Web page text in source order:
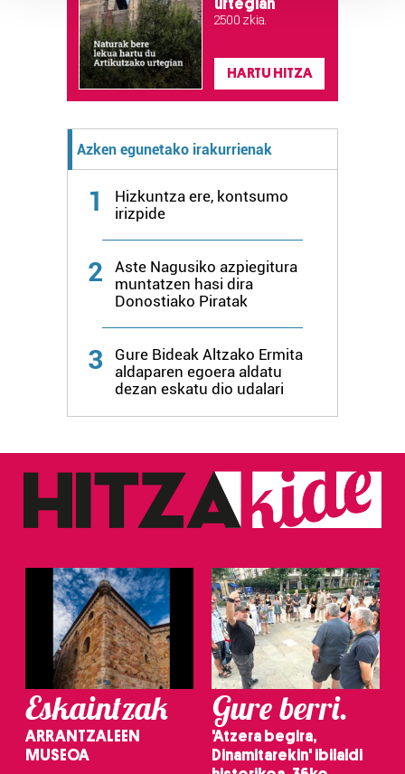
Guk eta gure bazkideek zure datu pertsonalak
prozesatzen ditugu, zure IP zenbakia, besteak beste,
teknologia erabiliz, cookieak adibidez, iragarki eta eduki
pertsonalizatuak eskaintzeko, iragarkiak eta edukia
neurtzeko, jendeari buruzko informazioa biltzeko eta
erabiltzen dituen hauta dezakezu.
interes komertzial legitimoetan babesten dira. Ikusi gure
dezakezun ikusteko.
datuen atalean. Edozein unetan alda edo ken dezakezu
zure baimena Cookieen adierazpenean.
baliatzen gara. Ohar hau onartuz gero, teknologia hori
erabiltzeko baimen esplizitua ematen diguzu.
Gehiago
irakurri
urtegian
2.500 zkia.
HARTU HITZA
Azken egunetako irakurrienak
1
Hizkuntza ere, kontsumo
irizpide
2
Aste Nagusiko azpiegitura
muntatzen hasi dira
Donostiako Piratak
3
Gure Bideak Altzako Ermita
aldaparen egoera aldatu
dezan eskatu dio udalari
Eskaintzak
ARRANTZALEEN
MUSEOA
Gure berri.
'Atzera begira,
Dinamitarekin' ibilaldi